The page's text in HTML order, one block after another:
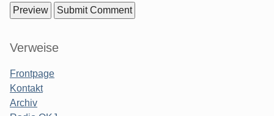
Sidebar
Verweise
Frontpage
Kontakt
Archiv